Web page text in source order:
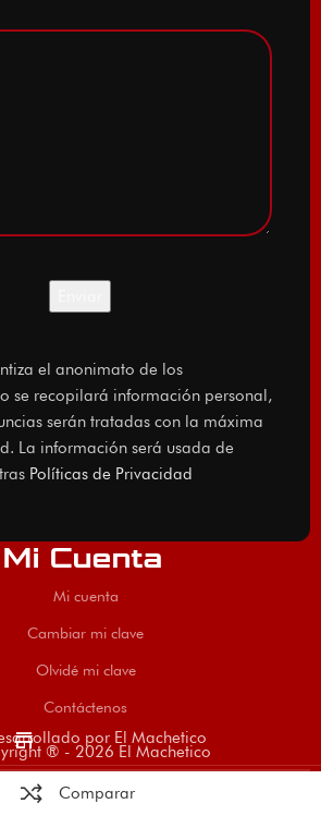
el anonimato de los
se recopilará información personal,
serán tratadas con la máxima
La información será usada de
Políticas de Privacidad
Mi Cuenta
Mi cuenta
Cambiar mi clave
Olvidé mi clave
Contáctenos
store por El Machetico
® - 2026 El Machetico
Comparar